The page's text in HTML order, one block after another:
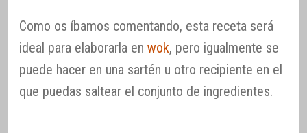
Como os íbamos comentando, esta receta será
ideal para elaborarla en wok, pero igualmente se
puede hacer en una sartén u otro recipiente en el
que puedas saltear el conjunto de ingredientes.